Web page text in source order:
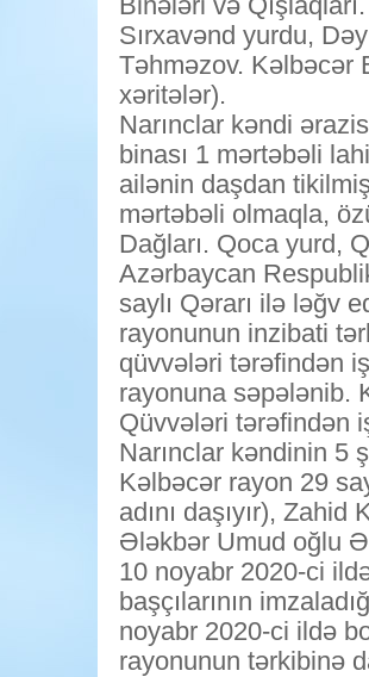
Sırxavənd yurdu,
Təhməzov. Kəlbəcər
xəritələr).
Narınclar kəndi
binası 1 mərtəbəli
ailənin daşdan
mərtəbəli olmaqla,
Dağları. Qoca yurd,
Azərbaycan
saylı Qərarı ilə ləğv
rayonunun inzibati
qüvvələri tərəfindən
rayonuna səpələnib.
Qüvvələri tərəfindən
Narınclar kəndinin 5
Kəlbəcər rayon 29
adını daşıyır),
Ələkbər Umud oğlu
10 noyabr 2020-ci
başçılarının
noyabr 2020-ci ildə
rayonunun tərkibinə